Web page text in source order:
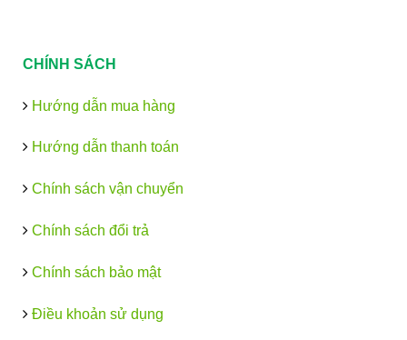
CHÍNH SÁCH
Hướng dẫn mua hàng
Hướng dẫn thanh toán
Chính sách vận chuyển
Chính sách đổi trả
Chính sách bảo mật
Điều khoản sử dụng